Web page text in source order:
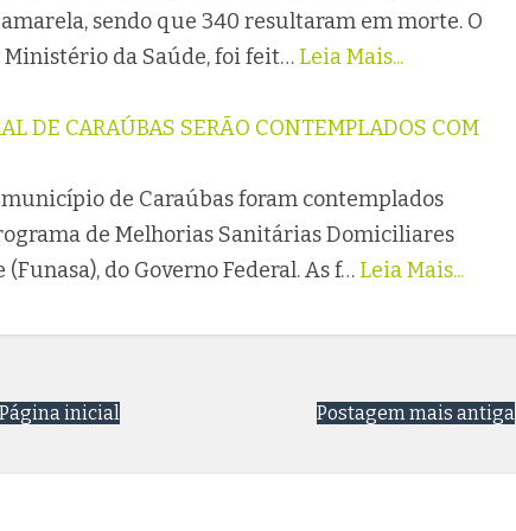
sendo que 340 resultaram em morte. O
da Saúde, foi feit… Leia Mais...
DE CARAÚBAS SERÃO CONTEMPLADOS COM
de Caraúbas foram contemplados
de Melhorias Sanitárias Domiciliares
do Governo Federal. As f… Leia Mais...
Postagem mais antiga
Página inicial